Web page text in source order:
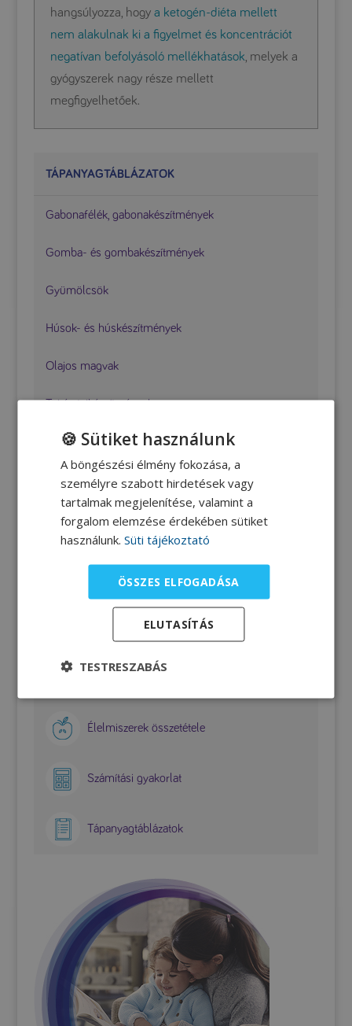
hangsúlyozza, hogy a ketogén-diéta mellett
nem alakulnak ki a figyelmet és koncentrációt
negatívan befolyásoló mellékhatások, melyek a
gyógyszerek nagy része mellett
megfigyelhetőek.
TÁPANYAGTÁBLÁZATOK
Gabonafélék, gabonakészítmények
Gomba- és gombakészítmények
Gyümölcsök
Húsok- és húskészítmények
Olajos magvak
Tej és tejkészítmények
Tojás
Zöldségfélék
Zsiradékok
SEGÉDLETEK SZÜLŐKNEK
Ketogén mintaétrend
Élelmiszerek összetétele
Számítási gyakorlat
Tápanyagtáblázatok
🍪 Sütiket használunk
A böngészési élmény fokozása, a
személyre szabott hirdetések vagy
tartalmak megjelenítése, valamint a
forgalom elemzése érdekében sütiket
használunk. Süti tájékoztató
ÖSSZES ELFOGADÁSA
ELUTASÍTÁS
TESTRESZABÁS